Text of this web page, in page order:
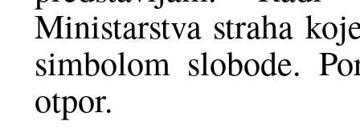
Ministarstva straha
simbolom slobode.
otpor.